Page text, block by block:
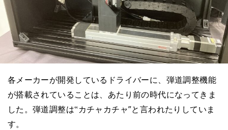
各メーカーが開発しているドライバーに、弾道調整機能
が搭載されていることは、あたり前の時代になってきま
した。弾道調整は‟カチャカチャ”と言われたりしていま
す。